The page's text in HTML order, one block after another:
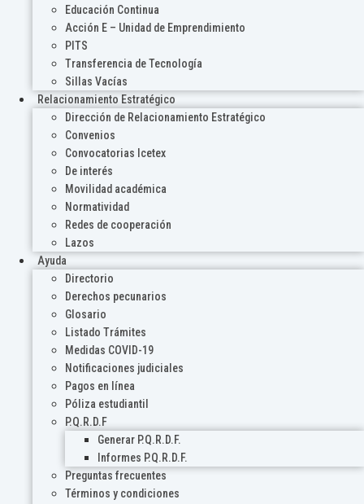
Educación Continua
Acción E – Unidad de Emprendimiento
PITS
Transferencia de Tecnología
Sillas Vacías
Relacionamiento Estratégico
Dirección de Relacionamiento Estratégico
Convenios
Convocatorias Icetex
De interés
Movilidad académica
Normatividad
Redes de cooperación
Lazos
Ayuda
Directorio
Derechos pecunarios
Glosario
Listado Trámites
Medidas COVID-19
Notificaciones judiciales
Pagos en línea
Póliza estudiantil
P.Q.R.D.F
Generar P.Q.R.D.F.
Informes P.Q.R.D.F.
Preguntas frecuentes
Términos y condiciones